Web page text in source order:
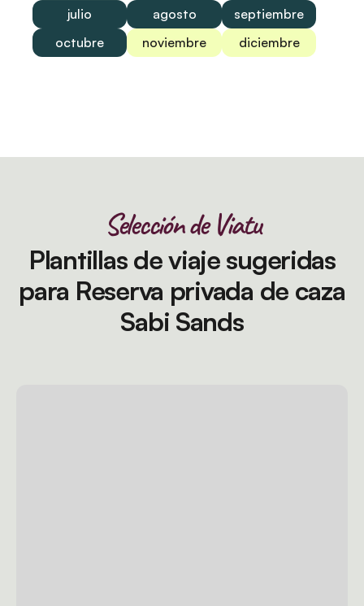
julio
agosto
septiembre
octubre
noviembre diciembre
Selección de Viatu
Plantillas de viaje sugeridas
para Reserva privada de caza
Sabi Sands